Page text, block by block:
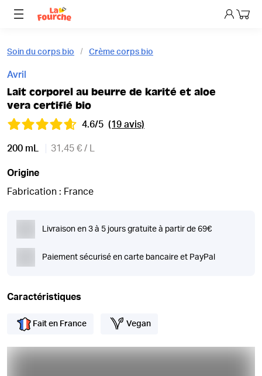
Mon
Soin du corps bio Crème corps bio
Avril
Lait corporel au beurre de karité et aloe
vera certifié bio
4.6/5 (19 avis)
200 mL 31,45 € / L
Origine
Fabrication : France
Livraison en 3 à 5 jours gratuite à partir de 69€
Paiement sécurisé en carte bancaire et PayPal
Caractéristiques
Fait en France Vegan